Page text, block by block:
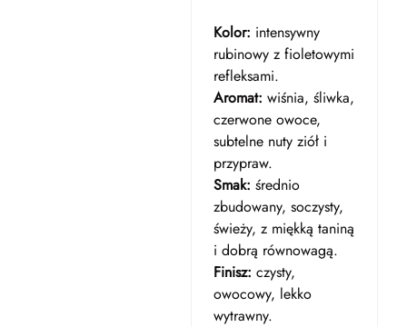
Kolor: intensywny
rubinowy z fioletowymi
refleksami.
Aromat: wiśnia, śliwka,
czerwone owoce,
subtelne nuty ziół i
przypraw.
Smak: średnio
zbudowany, soczysty,
świeży, z miękką taniną
i dobrą równowagą.
Finisz: czysty,
owocowy, lekko
wytrawny.